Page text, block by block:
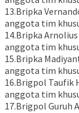
13.Bripka
anggota tim
14.Bripka
anggota tim
15.Bripka
anggota tim
16.Brigpol Taufik
anggota tim
17.Brigpol Guruh